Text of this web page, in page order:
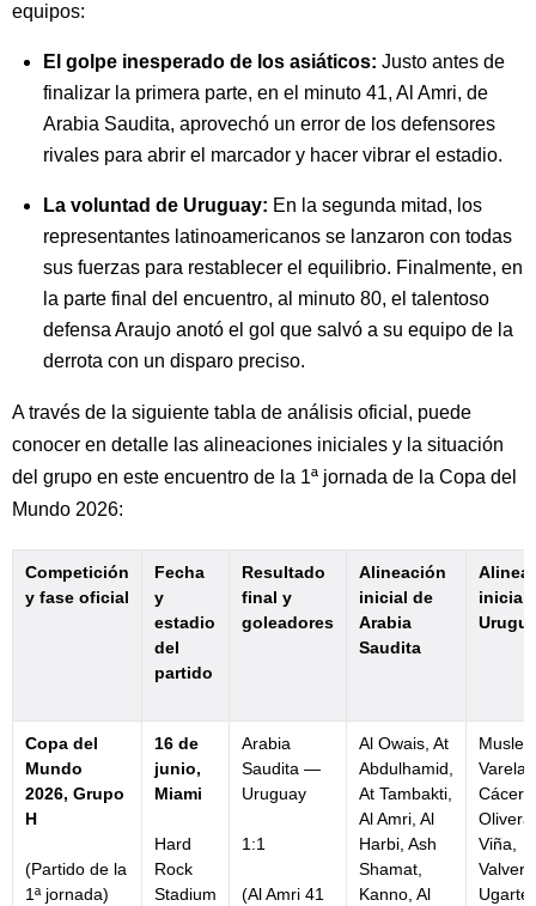
equipos:
El golpe inesperado de los asiáticos: Justo antes de
finalizar la primera parte, en el minuto 41, Al Amri, de
Arabia Saudita, aprovechó un error de los defensores
rivales para abrir el marcador y hacer vibrar el estadio.
La voluntad de Uruguay: En la segunda mitad, los
representantes latinoamericanos se lanzaron con todas
sus fuerzas para restablecer el equilibrio. Finalmente, en
la parte final del encuentro, al minuto 80, el talentoso
defensa Araujo anotó el gol que salvó a su equipo de la
derrota con un disparo preciso.
A través de la siguiente tabla de análisis oficial, puede
conocer en detalle las alineaciones iniciales y la situación
del grupo en este encuentro de la 1ª jornada de la Copa del
Mundo 2026:
Competición
y fase oficial
Fecha
y
estadio
del
partido
Resultado
final y
goleadores
Alineación
inicial de
Arabia
Saudita
inicial
Copa del
Mundo
2026, Grupo
H
(Partido de la
1ª jornada)
16 de
junio,
Miami
Hard
Rock
Stadium
Arabia
Saudita —
Uruguay
1:1
(Al Amri 41
Al Owais, At
Abdulhamid,
At Tambakti,
Al Amri, Al
Harbi, Ash
Shamat,
Kanno, Al
Varela,
Olivera,
Viña,
Ugarte,